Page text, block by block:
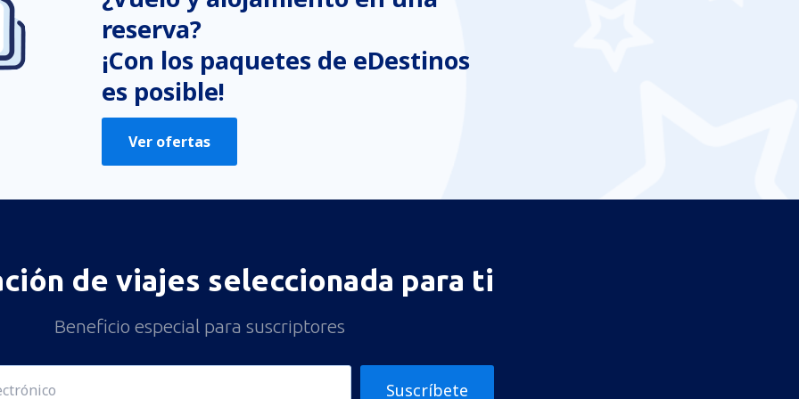
reserva?
¡Con los paquetes de eDestinos
es posible!
Ver ofertas
de viajes seleccionada para ti
Beneficio especial para suscriptores
Suscríbete